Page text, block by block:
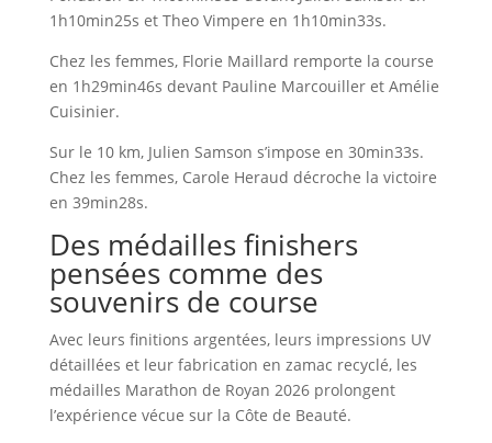
1h10min25s et Theo Vimpere en 1h10min33s.
Chez les femmes, Florie Maillard remporte la course
en 1h29min46s devant Pauline Marcouiller et Amélie
Cuisinier.
Sur le 10 km, Julien Samson s’impose en 30min33s.
Chez les femmes, Carole Heraud décroche la victoire
en 39min28s.
Des médailles finishers
pensées comme des
souvenirs de course
Avec leurs finitions argentées, leurs impressions UV
détaillées et leur fabrication en zamac recyclé, les
médailles Marathon de Royan 2026 prolongent
l’expérience vécue sur la Côte de Beauté.